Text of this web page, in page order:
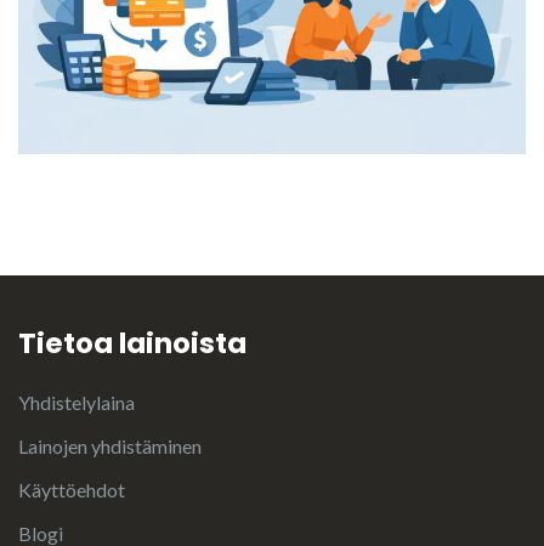
Tietoa lainoista
Yhdistelylaina
Lainojen yhdistäminen
Käyttöehdot
Blogi